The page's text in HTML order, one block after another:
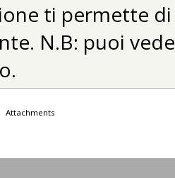
ti permette
N.B: puoi
Attachments